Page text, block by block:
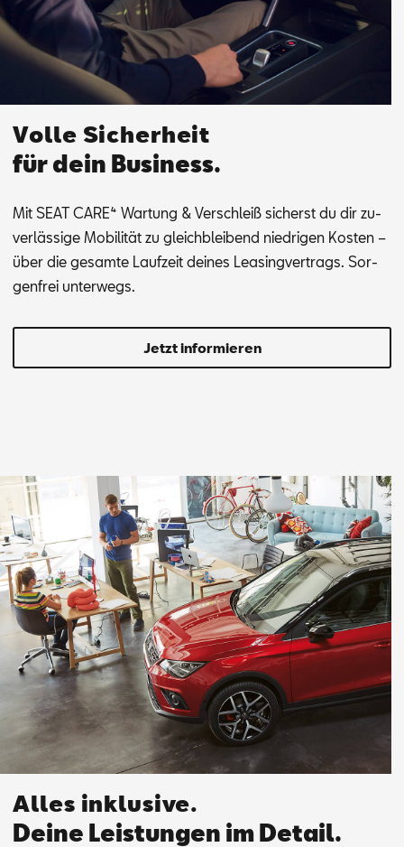
Volle Sicherheit
für dein Business.
Mit SEAT CA­RE⁴ War­tung & Ver­schleiß si­cherst du dir zu­
ver­läs­si­ge Mo­bi­li­tät zu gleich­blei­bend nied­ri­gen Kos­ten –
über die ge­sam­te Lauf­zeit dei­nes Lea­sing­ver­trags. Sor­
gen­frei un­ter­wegs.
Jetzt informieren
Alles inklusive.
Deine Leistungen im Detail.